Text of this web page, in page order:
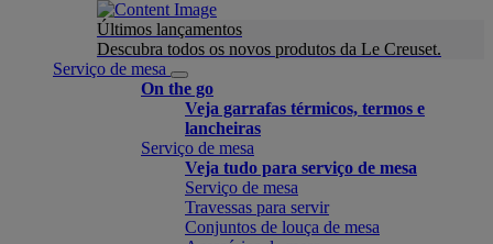
Últimos lançamentos
Descubra todos os novos produtos da Le Creuset.
Serviço de mesa
On the go
Veja garrafas térmicos, termos e
lancheiras
Serviço de mesa
Veja tudo para serviço de mesa
Serviço de mesa
Travessas para servir
Conjuntos de louça de mesa